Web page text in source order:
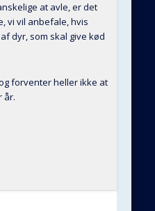
at avle, er det
vi vil anbefale, hvis
dyr, som skal give kød
forventer heller ikke at
år.